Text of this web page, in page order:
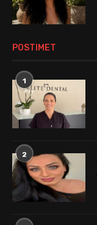
POSTIMET
1
2